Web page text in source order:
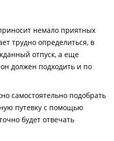
немало приятных
трудно определиться, в
отпуск, а еще
должен подходить и по
самостоятельно подобрать
путевку с помощью
будет отвечать